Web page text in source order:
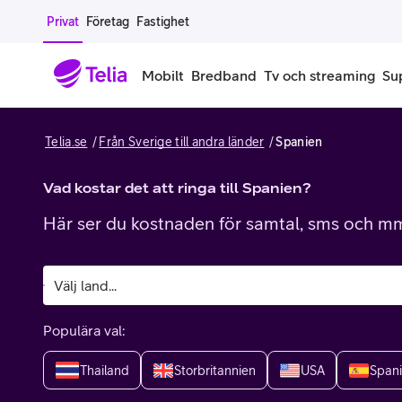
Gå till sidans innehåll
Privat Företag Fastighet
Mobilt
Mobiltelefoner
iPhone
Samsung Galaxy
Google Pixel
Begagnade mobiltelefoner
Bredband Tv och streaming
Telia.se Från Sverige till andra länder Spanien
Vad kostar det att ringa till Spanien?
Här ser du kostnaden för samtal, sms och
Populära val:
Thailand Storbritannien USA